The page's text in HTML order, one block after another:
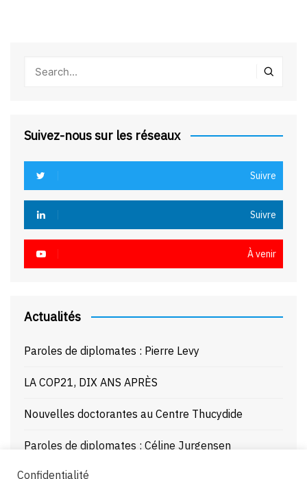
Suivez-nous sur les réseaux
Suivre
Suivre
À venir
Actualités
Paroles de diplomates : Pierre Levy
LA COP21, DIX ANS APRÈS
Nouvelles doctorantes au Centre Thucydide
Paroles de diplomates : Céline Jurgensen
Confidentialité